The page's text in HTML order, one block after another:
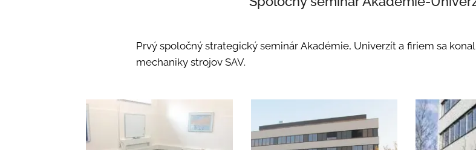
Prvý spoločný strategický seminár Akadémie, Univerzít a firiem sa
mechaniky strojov SAV.